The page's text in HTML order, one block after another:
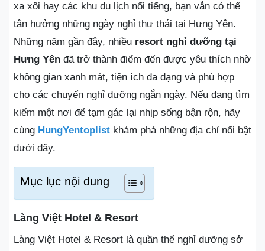
xa xôi hay các khu du lịch nổi tiếng, bạn vẫn có thể
tận hưởng những ngày nghỉ thư thái tại Hưng Yên.
Những năm gần đây, nhiều resort nghỉ dưỡng tại
Hưng Yên đã trở thành điểm đến được yêu thích nhờ
không gian xanh mát, tiện ích đa dạng và phù hợp
cho các chuyến nghỉ dưỡng ngắn ngày. Nếu đang tìm
kiếm một nơi để tạm gác lại nhịp sống bận rộn, hãy
cùng HungYentoplist khám phá những địa chỉ nổi bật
dưới đây.
Mục lục nội dung
Làng Việt Hotel & Resort
Làng Việt Hotel & Resort là quần thể nghỉ dưỡng sở